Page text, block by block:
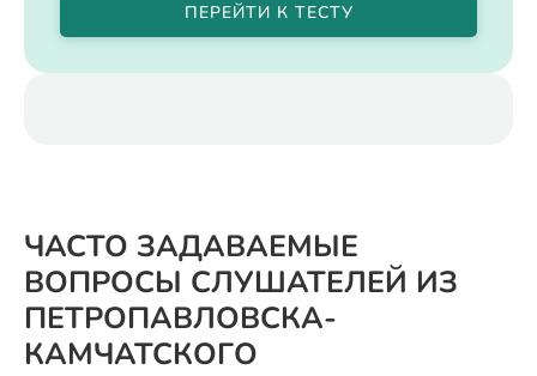
ПЕРЕЙТИ К ТЕСТУ
ЧАСТО ЗАДАВАЕМЫЕ
ВОПРОСЫ СЛУШАТЕЛЕЙ ИЗ
ПЕТРОПАВЛОВСКА-
КАМЧАТСКОГО